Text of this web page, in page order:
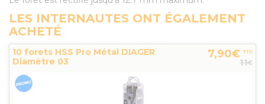
LES INTERNAUTES ONT ÉGALEMENT
ACHETÉ
10 forets HSS Pro Métal DIAGER
Diamètre 03
7,90€ TTC
11€